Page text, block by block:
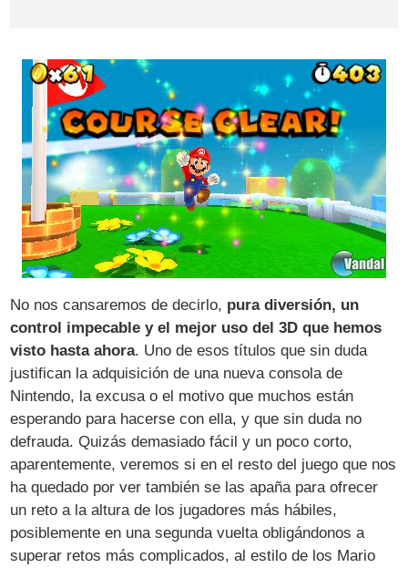
No nos cansaremos de decirlo, pura diversión, un
control impecable y el mejor uso del 3D que hemos
visto hasta ahora. Uno de esos títulos que sin duda
justifican la adquisición de una nueva consola de
Nintendo, la excusa o el motivo que muchos están
esperando para hacerse con ella, y que sin duda no
defrauda. Quizás demasiado fácil y un poco corto,
aparentemente, veremos si en el resto del juego que nos
ha quedado por ver también se las apaña para ofrecer
un reto a la altura de los jugadores más hábiles,
posiblemente en una segunda vuelta obligándonos a
superar retos más complicados, al estilo de los Mario